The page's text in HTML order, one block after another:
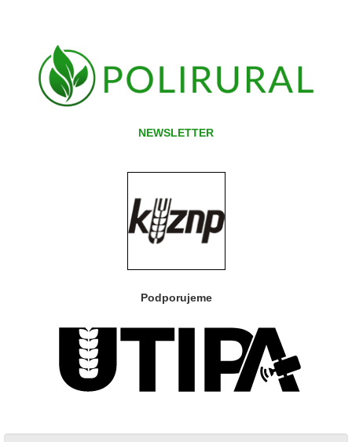
NEWSLETTER
Podporujeme